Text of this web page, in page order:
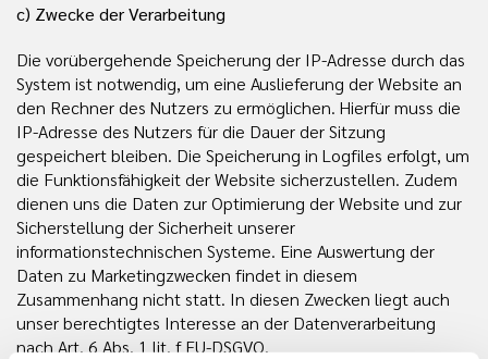
c) Zwecke der Verarbeitung
Die vorübergehende Speicherung der IP-Adresse durch das
System ist notwendig, um eine Auslieferung der Website an
den Rechner des Nutzers zu ermöglichen. Hierfür muss die
IP-Adresse des Nutzers für die Dauer der Sitzung
gespeichert bleiben. Die Speicherung in Logfiles erfolgt, um
die Funktionsfähigkeit der Website sicherzustellen. Zudem
dienen uns die Daten zur Optimierung der Website und zur
Sicherstellung der Sicherheit unserer
informationstechnischen Systeme. Eine Auswertung der
Daten zu Marketingzwecken findet in diesem
Zusammenhang nicht statt. In diesen Zwecken liegt auch
unser berechtigtes Interesse an der Datenverarbeitung
nach Art. 6 Abs. 1 lit. f EU-DSGVO.